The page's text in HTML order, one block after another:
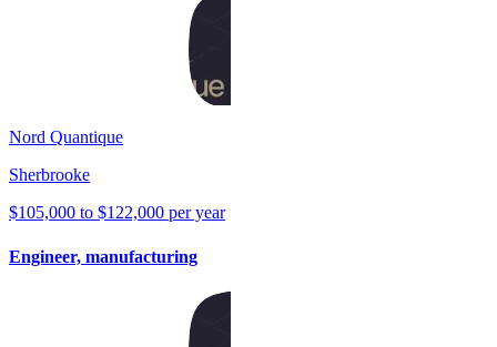
Nord Quantique
Sherbrooke
$105,000 to $122,000 per year
Engineer, manufacturing